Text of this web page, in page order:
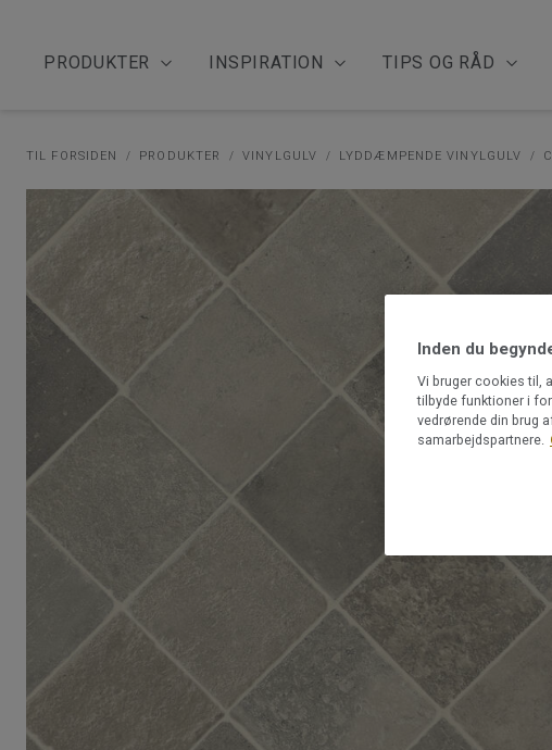
PRODUKTER INSPIRATION TIPS OG RÅD
TIL FORSIDEN PRODUKTER VINYLGULV LYDDÆMPENDE VINYLGULV
Inden du
Vi bruger cookies til,
tilbyde funktioner i
vedrørende din brug
samarbejdspartnere.